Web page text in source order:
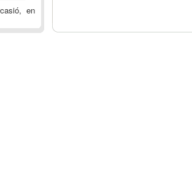
en